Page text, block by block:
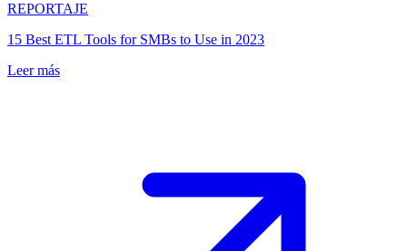
REPORTAJE
15 Best ETL Tools for SMBs to Use in 2023
Leer más